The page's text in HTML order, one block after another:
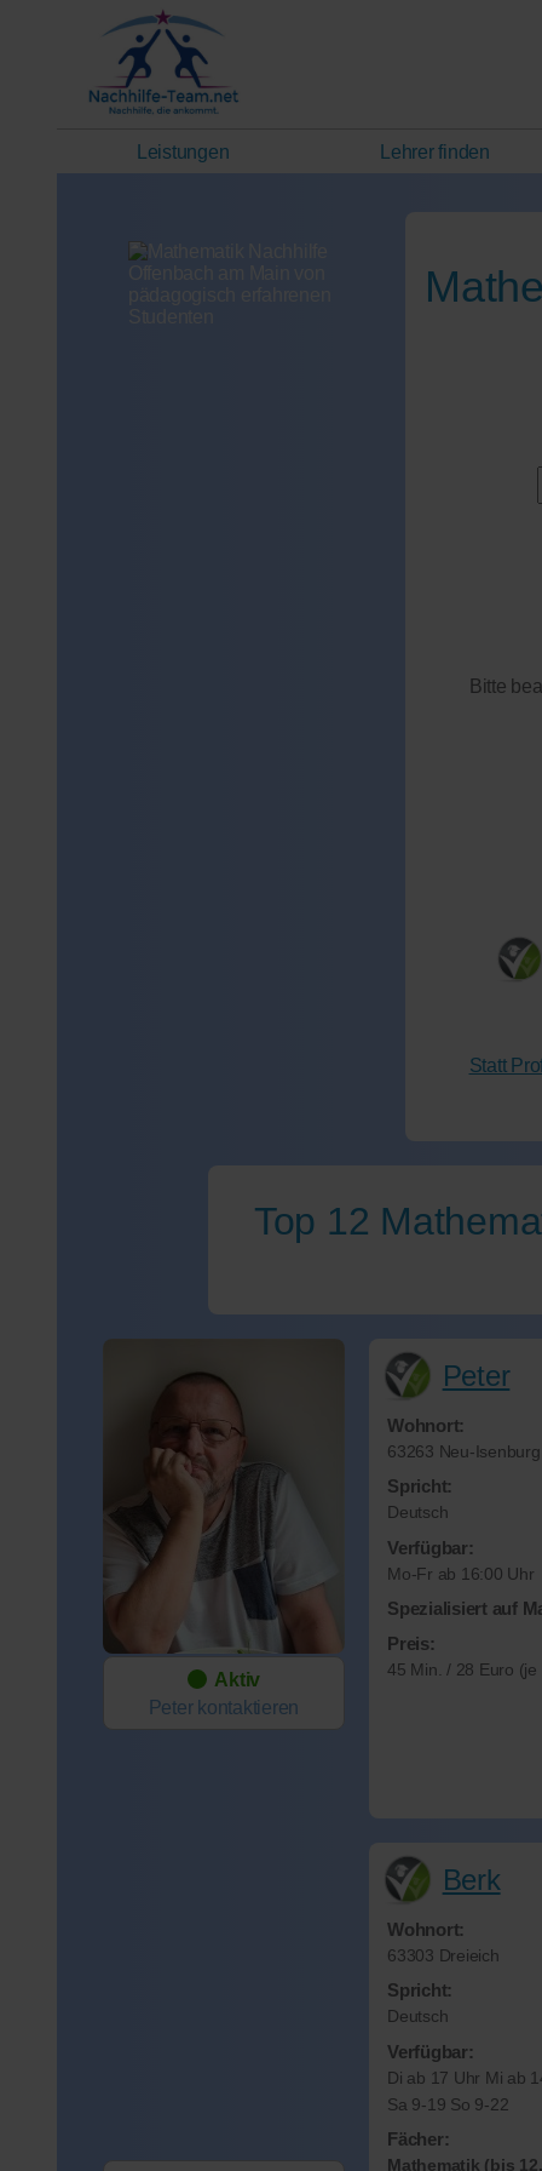
Leistungen Lehrer finden
Bitte
Statt
Top 12
Aktiv
Peter kontaktieren
Peter
Wohnort:
63263 Neu-Isenburg
Spricht:
Deutsch
Verfügbar:
Mo-Fr ab 16:00 Uhr
Spezialisiert auf
Preis:
45 Min. / 28 Euro (je
Berk
Wohnort:
63303 Dreieich
Spricht:
Deutsch
Verfügbar:
Di ab 17 Uhr Mi ab
Sa 9-19 So 9-22
Fächer:
Mathematik (bis